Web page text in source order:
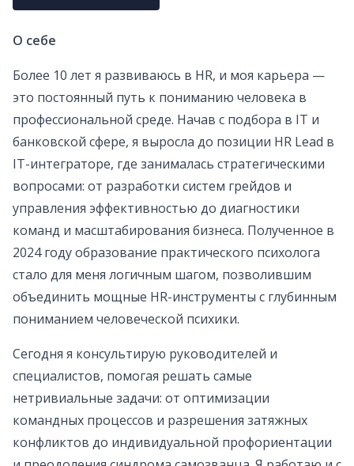
О себе
Более 10 лет я развиваюсь в HR, и моя карьера —
это постоянный путь к пониманию человека в
профессиональной среде. Начав с подбора в IT и
банковской сфере, я выросла до позиции HR Lead в
IT-интеграторе, где занималась стратегическими
вопросами: от разработки систем грейдов и
управления эффективностью до диагностики
команд и масштабирования бизнеса. Полученное в
2024 году образование практического психолога
стало для меня логичным шагом, позволившим
объединить мощные HR-инструменты с глубинным
пониманием человеческой психики.
Сегодня я консультирую руководителей и
специалистов, помогая решать самые
нетривиальные задачи: от оптимизации
командных процессов и разрешения затяжных
конфликтов до индивидуальной профориентации